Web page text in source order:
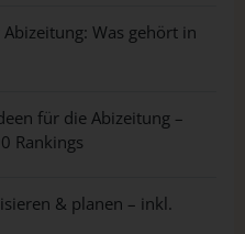
Was gehört in
für die Abizeitung –
Rankings
& planen – inkl.